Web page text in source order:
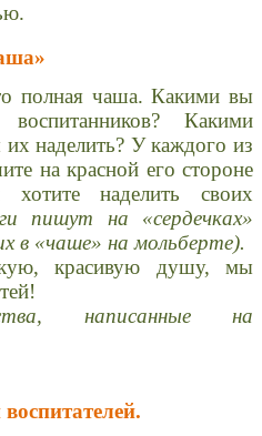
полная чаша. Какими вы
Какими
наделить? У каждого из
на красной его стороне
наделить своих
пишут на «сердечках»
в «чаше» на мольберте).
красивую душу, мы
написанные на